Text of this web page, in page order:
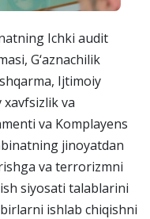
Ichki audit
G‘aznachilik
Ijtimoiy
va
va Komplayens
jinoyatdan
va terrorizmni
siyosati talablarini
ishlab chiqishni